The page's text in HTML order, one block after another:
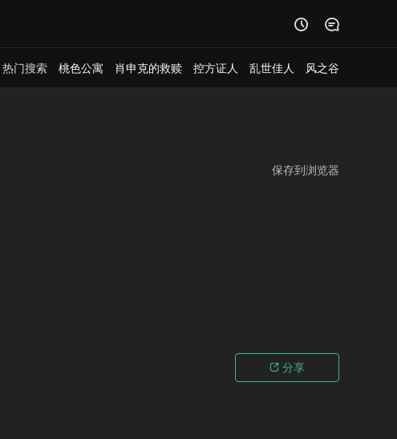
 
热门搜索 桃色公寓 肖申克的救赎 控方证人 乱世佳人 风之谷
保存到浏览器
 分享